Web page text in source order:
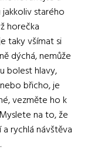
starého
horečka
taky všímat si
dýchá, nemůže
bolest hlavy,
břicho, je
vezměte ho k
na to, že
rychlá návštěva